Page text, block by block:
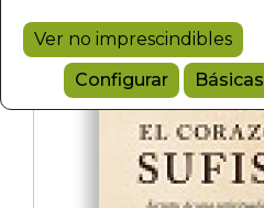
Ver no imprescindibles
Configurar
Básicas